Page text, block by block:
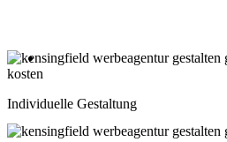
Beratung oder Rückruf anfordern
Schweiz: 043 508 66 63
Montag-Freitag 10:00-18:00 Uhr
Individuelle Gestaltung